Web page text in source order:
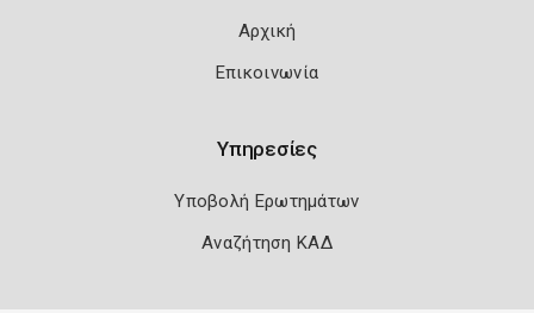
Αρχική
Επικοινωνία
Υπηρεσίες
Υποβολή Ερωτημάτων
Αναζήτηση ΚΑΔ